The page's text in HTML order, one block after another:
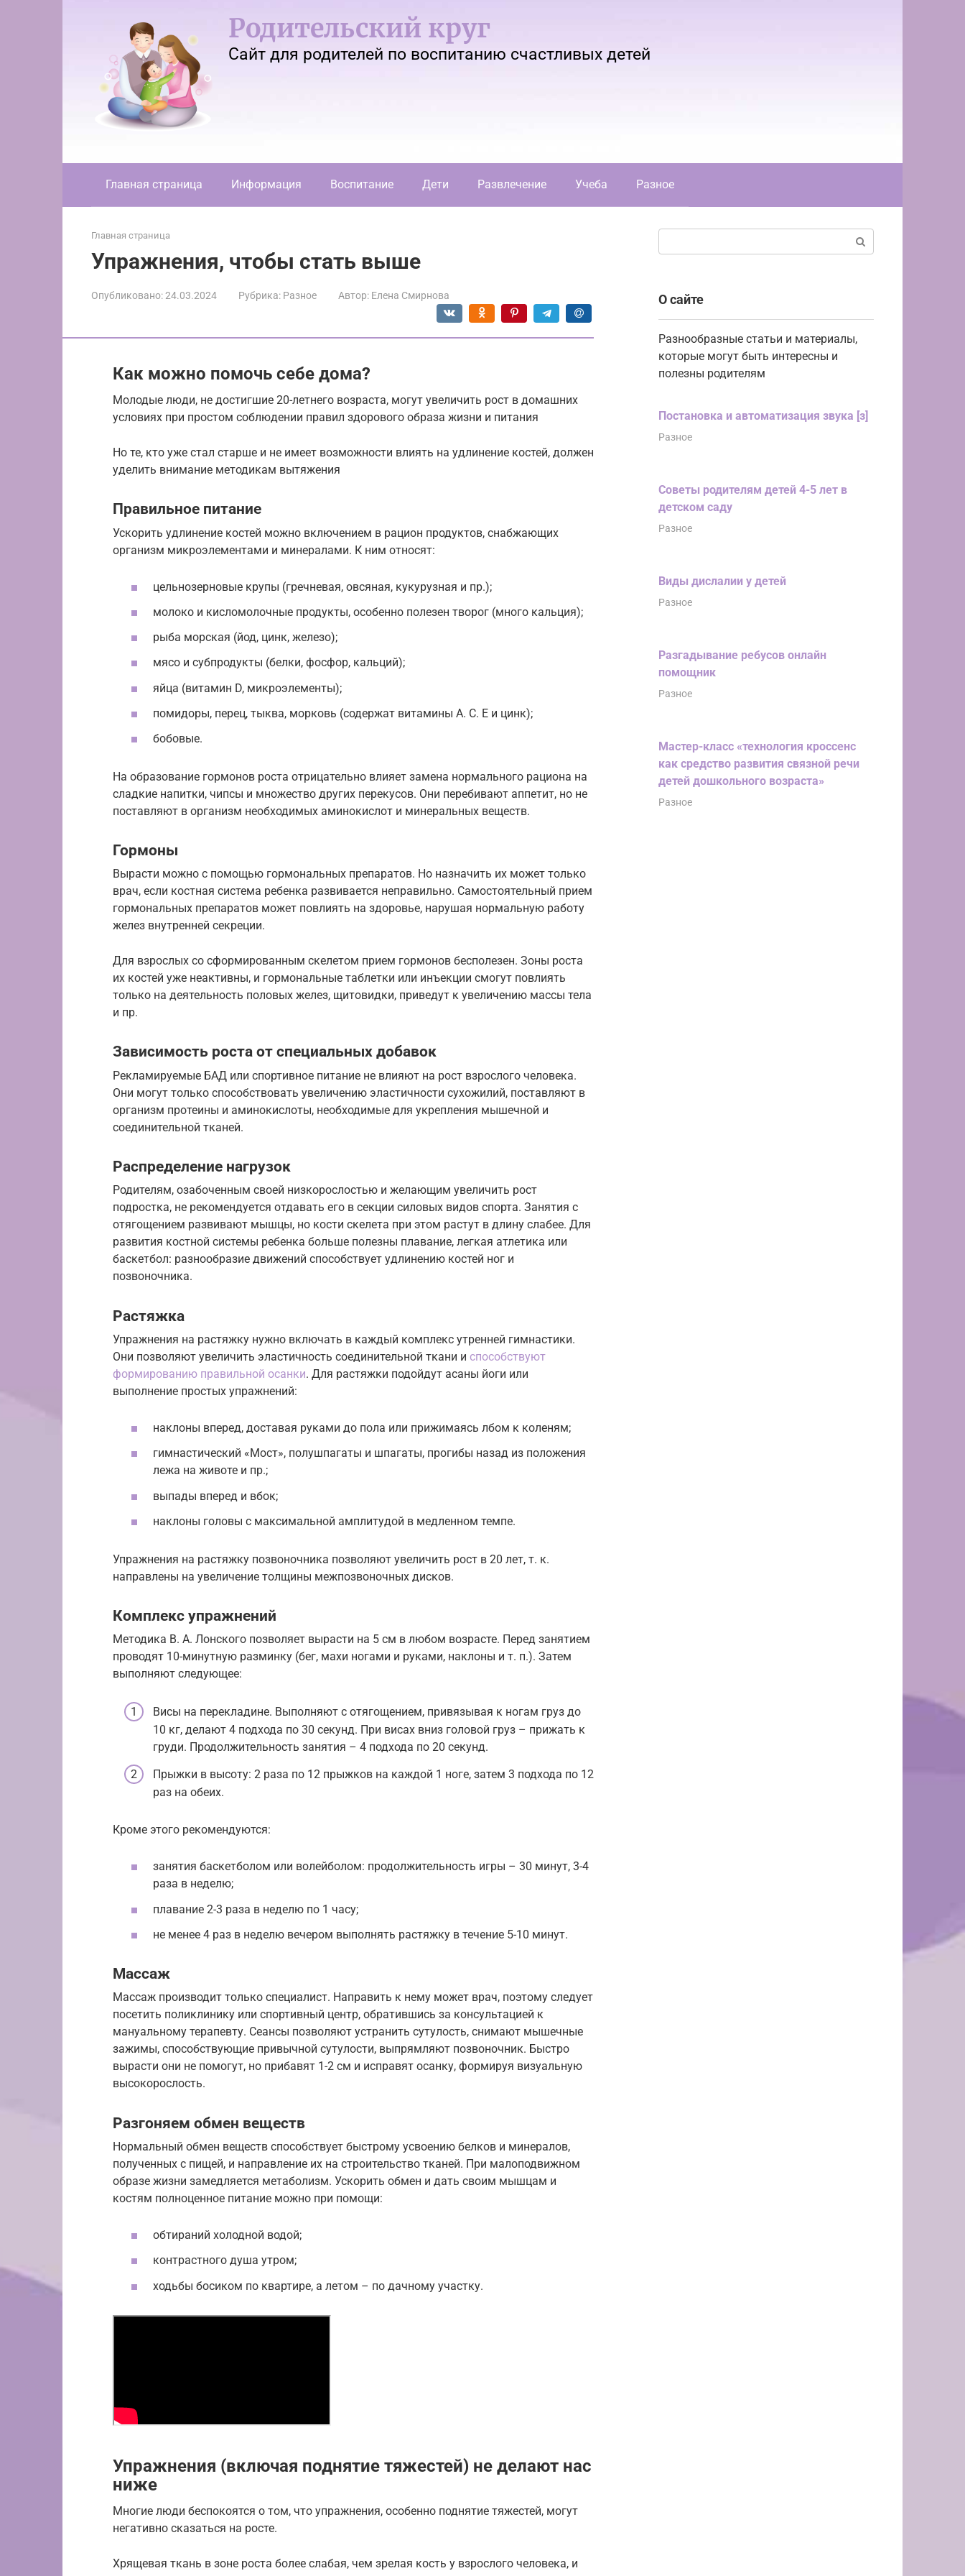
Родительский круг
Сайт для родителей по воспитанию счастливых детей
Главная страница Информация Воспитание Дети Развлечение Учеба Разное
Главная страница
Упражнения, чтобы стать выше
Опубликовано:24.03.2024 Рубрика: Разное Автор: Елена Смирнова
Как можно помочь себе дома?
Молодые люди, не достигшие 20-летнего возраста, могут увеличить рост в домашних
условиях при простом соблюдении правил здорового образа жизни и питания
Но те, кто уже стал старше и не имеет возможности влиять на удлинение костей, должен
уделить внимание методикам вытяжения
Правильное питание
Ускорить удлинение костей можно включением в рацион продуктов, снабжающих
организм микроэлементами и минералами. К ним относят:
цельнозерновые крупы (гречневая, овсяная, кукурузная и пр.);
молоко и кисломолочные продукты, особенно полезен творог (много кальция);
рыба морская (йод, цинк, железо);
мясо и субпродукты (белки, фосфор, кальций);
яйца (витамин D, микроэлементы);
помидоры, перец, тыква, морковь (содержат витамины А. С. Е и цинк);
бобовые.
На образование гормонов роста отрицательно влияет замена нормального рациона на
сладкие напитки, чипсы и множество других перекусов. Они перебивают аппетит, но не
поставляют в организм необходимых аминокислот и минеральных веществ.
Гормоны
Вырасти можно с помощью гормональных препаратов. Но назначить их может только
врач, если костная система ребенка развивается неправильно. Самостоятельный прием
гормональных препаратов может повлиять на здоровье, нарушая нормальную работу
желез внутренней секреции.
Для взрослых со сформированным скелетом прием гормонов бесполезен. Зоны роста
их костей уже неактивны, и гормональные таблетки или инъекции смогут повлиять
только на деятельность половых желез, щитовидки, приведут к увеличению массы тела
и пр.
Зависимость роста от специальных добавок
Рекламируемые БАД или спортивное питание не влияют на рост взрослого человека.
Они могут только способствовать увеличению эластичности сухожилий, поставляют в
организм протеины и аминокислоты, необходимые для укрепления мышечной и
соединительной тканей.
Распределение нагрузок
Родителям, озабоченным своей низкорослостью и желающим увеличить рост
подростка, не рекомендуется отдавать его в секции силовых видов спорта. Занятия с
отягощением развивают мышцы, но кости скелета при этом растут в длину слабее. Для
развития костной системы ребенка больше полезны плавание, легкая атлетика или
баскетбол: разнообразие движений способствует удлинению костей ног и
позвоночника.
Растяжка
Упражнения на растяжку нужно включать в каждый комплекс утренней гимнастики.
Они позволяют увеличить эластичность соединительной ткани и способствуют
формированию правильной осанки. Для растяжки подойдут асаны йоги или
выполнение простых упражнений:
наклоны вперед, доставая руками до пола или прижимаясь лбом к коленям;
гимнастический «Мост», полушпагаты и шпагаты, прогибы назад из положения
лежа на животе и пр.;
выпады вперед и вбок;
наклоны головы с максимальной амплитудой в медленном темпе.
Упражнения на растяжку позвоночника позволяют увеличить рост в 20 лет, т. к.
направлены на увеличение толщины межпозвоночных дисков.
Комплекс упражнений
Методика В. А. Лонского позволяет вырасти на 5 см в любом возрасте. Перед занятием
проводят 10-минутную разминку (бег, махи ногами и руками, наклоны и т. п.). Затем
выполняют следующее:
Висы на перекладине. Выполняют с отягощением, привязывая к ногам груз до
10 кг, делают 4 подхода по 30 секунд. При висах вниз головой груз – прижать к
груди. Продолжительность занятия – 4 подхода по 20 секунд.
Прыжки в высоту: 2 раза по 12 прыжков на каждой 1 ноге, затем 3 подхода по 12
раз на обеих.
Кроме этого рекомендуются:
занятия баскетболом или волейболом: продолжительность игры – 30 минут, 3-4
раза в неделю;
плавание 2-3 раза в неделю по 1 часу;
не менее 4 раз в неделю вечером выполнять растяжку в течение 5-10 минут.
Массаж
Массаж производит только специалист. Направить к нему может врач, поэтому следует
посетить поликлинику или спортивный центр, обратившись за консультацией к
мануальному терапевту. Сеансы позволяют устранить сутулость, снимают мышечные
зажимы, способствующие привычной сутулости, выпрямляют позвоночник. Быстро
вырасти они не помогут, но прибавят 1-2 см и исправят осанку, формируя визуальную
высокорослость.
Разгоняем обмен веществ
Нормальный обмен веществ способствует быстрому усвоению белков и минералов,
полученных с пищей, и направление их на строительство тканей. При малоподвижном
образе жизни замедляется метаболизм. Ускорить обмен и дать своим мышцам и
костям полноценное питание можно при помощи:
обтираний холодной водой;
контрастного душа утром;
ходьбы босиком по квартире, а летом – по дачному участку.
Упражнения (включая поднятие тяжестей) не делают нас
ниже
Многие люди беспокоятся о том, что упражнения, особенно поднятие тяжестей, могут
негативно сказаться на росте.
Хрящевая ткань в зоне роста более слабая, чем зрелая кость у взрослого человека, и
О сайте
Разнообразные статьи и материалы,
которые могут быть интересны и
полезны родителям
Постановка и автоматизация звука [з]
Разное
Советы родителям детей 4-5 лет в
детском саду
Разное
Виды дислалии у детей
Разное
Разгадывание ребусов онлайн
помощник
Разное
Мастер-класс «технология кроссенс
как средство развития связной речи
детей дошкольного возраста»
Разное